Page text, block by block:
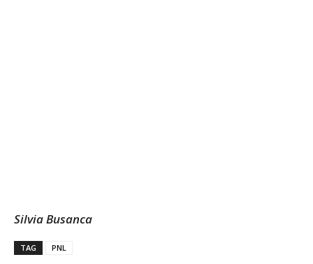
Silvia Busanca
TAG PNL